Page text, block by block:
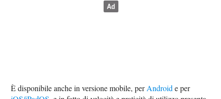
È disponibile anche in versione mobile, perAndroid e per